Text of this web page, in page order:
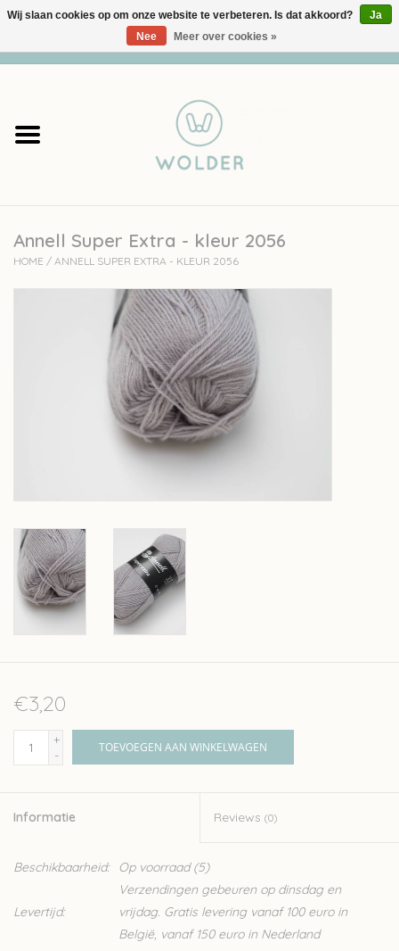
Garens
Accessoires
workshops
Annell Super Extra - kleur 2056
HOME / ANNELL SUPER EXTRA - KLEUR 2056
€3,20
+
-
TOEVOEGEN AAN WINKELWAGEN
Informatie Reviews (0)
Beschikbaarheid: Op voorraad(5)
Levertijd:
Verzendingen gebeuren op dinsdag en
vrijdag. Gratis levering vanaf 100 euro in
België, vanaf 150 euro in Nederland
Wij slaan cookies op om onze website te verbeteren. Is dat akkoord?
Ja
Nee
Meer over cookies »